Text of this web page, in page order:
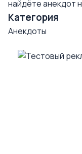
найдёте анекдот
Категория
Анекдоты